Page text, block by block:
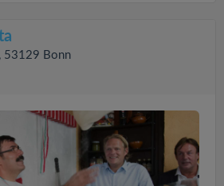
53129 Bonn